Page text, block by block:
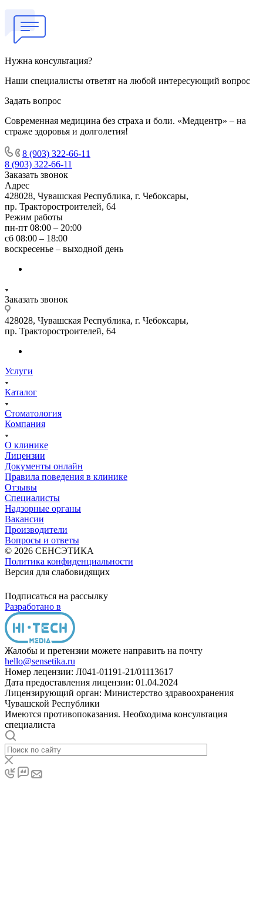
Нужна консультация?
Наши специалисты ответят на любой интересующий вопрос
Задать вопрос
Современная медицина без страха и боли. «Медцентр» – на
страже здоровья и долголетия!
8 (903) 322-66-11
8 (903) 322-66-11
Заказать звонок
Адрес
428028, Чувашская Республика, г. Чебоксары,
пр. Тракторостроителей, 64
Режим работы
пн-пт 08:00 – 20:00
сб 08:00 – 18:00
воскресенье – выходной день
Заказать звонок
428028, Чувашская Республика, г. Чебоксары,
пр. Тракторостроителей, 64
Услуги
Каталог
Стоматология
Компания
О клинике
Лицензии
Документы онлайн
Правила поведения в клинике
Отзывы
Специалисты
Надзорные органы
Вакансии
Производители
Вопросы и ответы
© 2026 СЕНСЭТИКА
Политика конфиденциальности
Версия для слабовидящих
Подписаться на рассылку
Разработано в
Жалобы и претензии можете направить на почту
hello@sensetika.ru
Номер лецензии: Л041-01191-21/01113617
Дата предоставления лицензии: 01.04.2024
Лицензирующий орган: Министерство здравоохранения
Чувашской Республики
Имеются противопоказания. Необходима консультация
специалиста